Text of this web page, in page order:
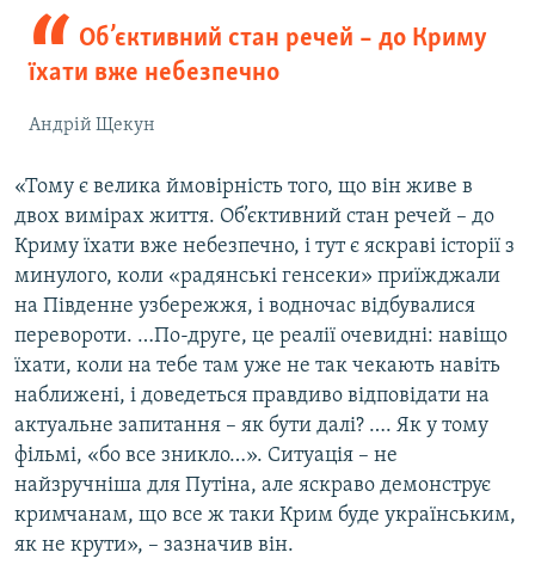
Об’єктивний стан речей – до Криму
їхати вже небезпечно
Андрій Щекун
«Тому є велика ймовірність того, що він живе в
двох вимірах життя. Об’єктивний стан речей – до
Криму їхати вже небезпечно, і тут є яскраві історії з
минулого, коли «радянські генсеки» приїжджали
на Південне узбережжя, і водночас відбувалися
перевороти. …По-друге, це реалії очевидні: навіщо
їхати, коли на тебе там уже не так чекають навіть
наближені, і доведеться правдиво відповідати на
актуальне запитання – як бути далі? …. Як у тому
фільмі, «бо все зникло…». Ситуація – не
найзручніша для Путіна, але яскраво демонструє
кримчанам, що все ж таки Крим буде українським,
як не крути», – зазначив він.